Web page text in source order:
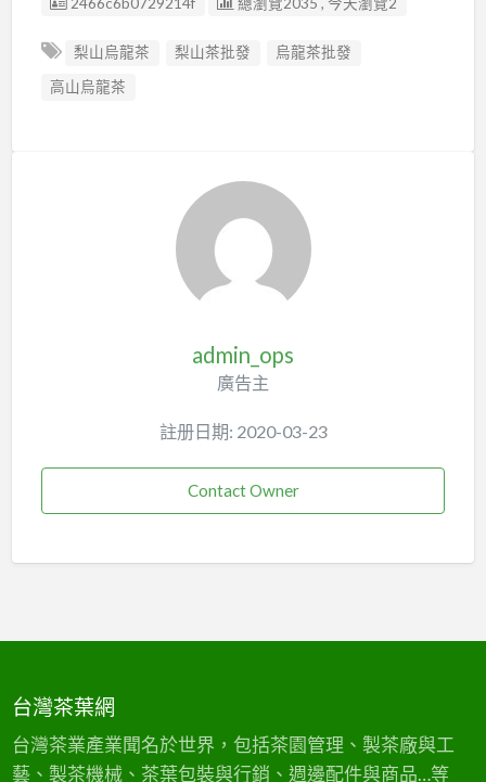
梨山烏龍茶 梨山茶批發
烏龍茶批發
高山烏龍茶
admin_ops
廣告主
註册日期: 2020-03-23
Contact Owner
台灣茶葉網
台灣茶業產業聞名於世界，包括茶園管理、製茶廠與工
藝、製茶機械、茶葉包裝與行銷、週邊配件與商品…等